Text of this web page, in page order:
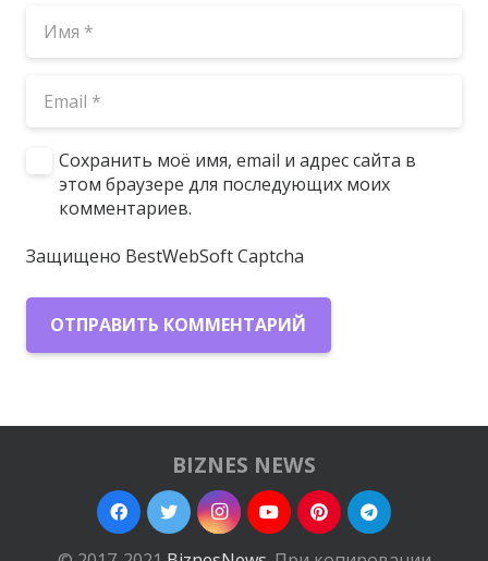
Сохранить моё имя, email и адрес сайта в
этом браузере для последующих моих
комментариев.
Защищено BestWebSoft Captcha
ОТПРАВИТЬ КОММЕНТАРИЙ
BIZNES NEWS